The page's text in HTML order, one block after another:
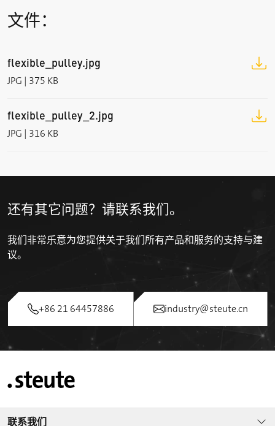
文件：
flexible_pulley.jpg
JPG | 375 KB
flexible_pulley_2.jpg
JPG | 316 KB
还有其它问题？请联系我们。
我们非常乐意为您提供关于我们所有产品和服务的支持与建
议。
+86 21 64457886 industry@steute.cn
联系我们